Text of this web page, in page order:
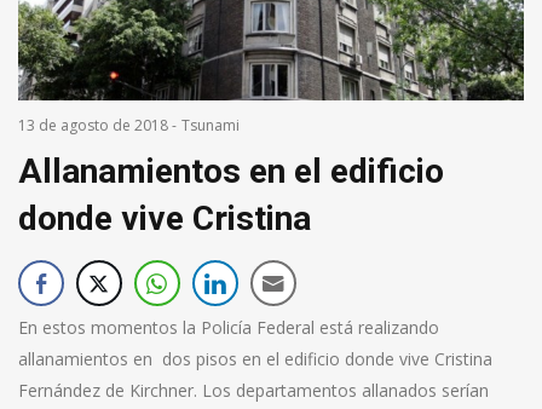
13 de agosto de 2018- Tsunami
Allanamientos en el edificio
donde vive Cristina
En estos momentos la Policía Federal está realizando
allanamientos en dos pisos en el edificio donde vive Cristina
Fernández de Kirchner. Los departamentos allanados serían